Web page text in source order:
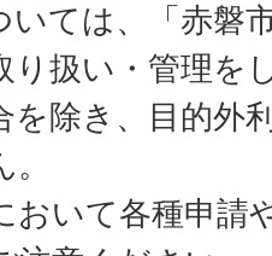
いては、「赤磐
り扱い・管理を
を除き、目的外
おいて各種申請